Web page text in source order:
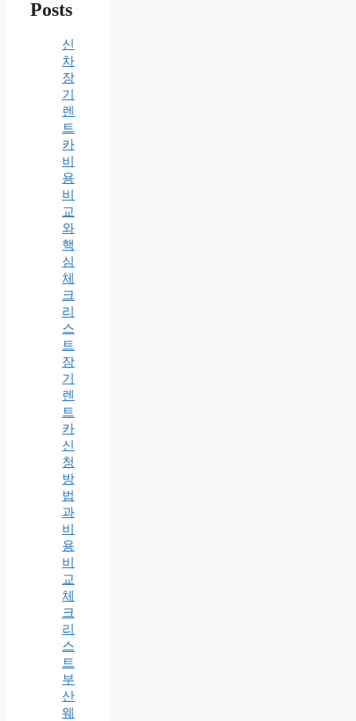
Posts
신
차
장
기
렌
트
카
비
용
비
교
와
핵
심
체
크
리
스
트
장
기
렌
트
카
신
청
방
법
과
비
용
비
교
체
크
리
스
트
부
산
웨